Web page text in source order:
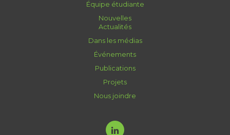
Équipe étudiante
Nouvelles
Actualités
Dans les médias
Événements
Publications
Projets
Nous joindre